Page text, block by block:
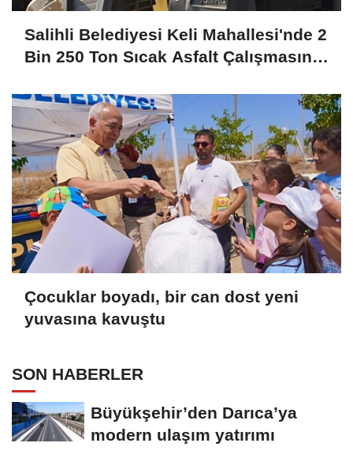
Salihli Belediyesi Keli Mahallesi'nde 2
Bin 250 Ton Sıcak Asfalt Çalışmasını
Çocuklar boyadı, bir can dost yeni
yuvasına kavuştu
SON HABERLER
Büyükşehir’den Darıca’ya
modern ulaşım yatırımı